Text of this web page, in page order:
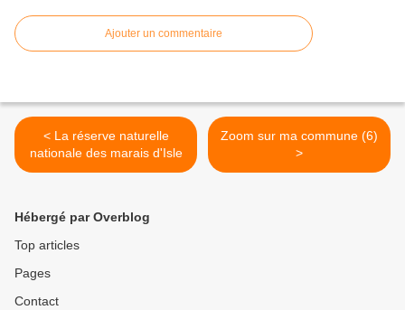
Ajouter un commentaire
< La réserve naturelle
nationale des marais d'Isle
Zoom sur ma commune (6)
>
Hébergé par Overblog
Top articles
Pages
Contact